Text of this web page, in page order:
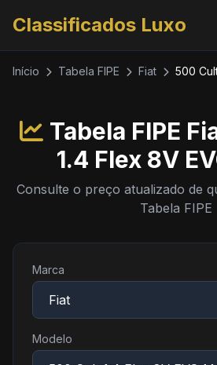
Classificados Luxo
Início Tabela FIPE Fiat 500
Tabela FIPE
1.4 Flex 8V
Consulte o preço atualizado de
Tabela FIPE
Marca
Modelo